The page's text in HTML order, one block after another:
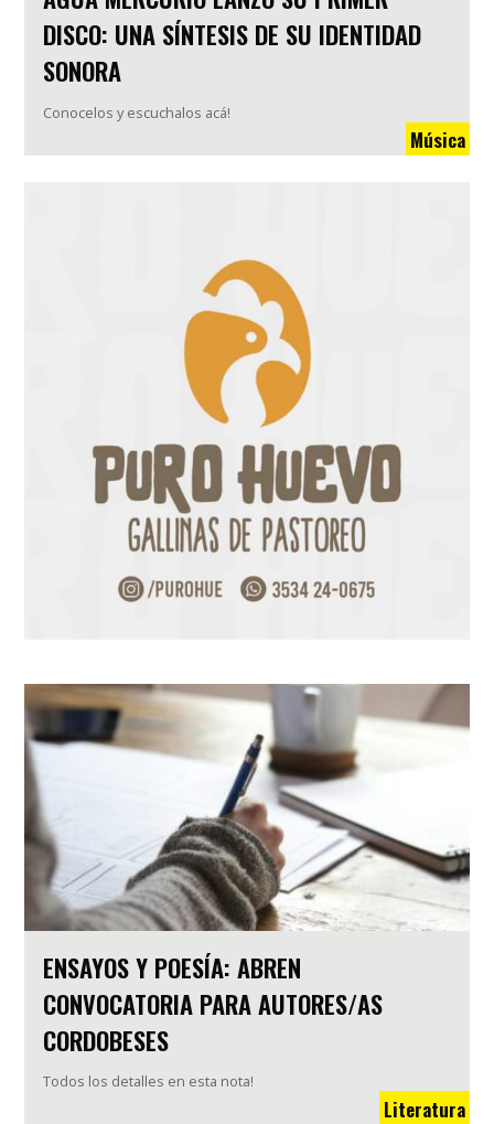
DISCO: UNA SÍNTESIS DE SU IDENTIDAD
SONORA
Conocelos y escuchalos acá!
Música
ENSAYOS Y POESÍA: ABREN
CONVOCATORIA PARA AUTORES/AS
CORDOBESES
Todos los detalles en esta nota!
Literatura